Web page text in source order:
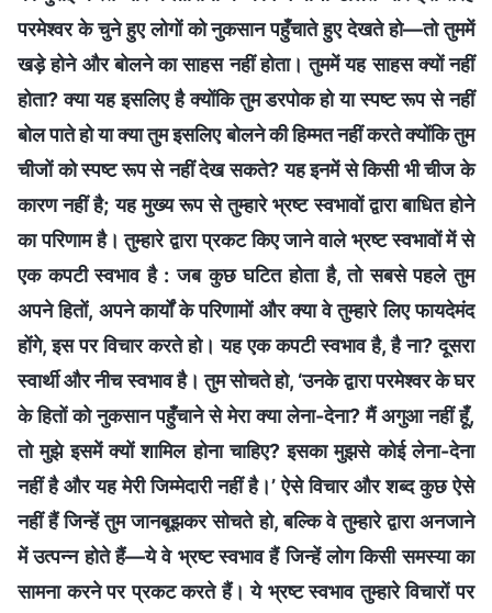
परमेश्वर के चुने हुए लोगों को नुकसान पहुँचाते हुए देखते हो—तो तुममें
खड़े होने और बोलने का साहस नहीं होता। तुममें यह साहस क्यों नहीं
होता? क्या यह इसलिए है क्योंकि तुम डरपोक हो या स्पष्ट रूप से नहीं
बोल पाते हो या क्या तुम इसलिए बोलने की हिम्मत नहीं करते क्योंकि तुम
चीजों को स्पष्ट रूप से नहीं देख सकते? यह इनमें से किसी भी चीज के
कारण नहीं है; यह मुख्य रूप से तुम्हारे भ्रष्ट स्वभावों द्वारा बाधित होने
का परिणाम है। तुम्हारे द्वारा प्रकट किए जाने वाले भ्रष्ट स्वभावों में से
एक कपटी स्वभाव है : जब कुछ घटित होता है, तो सबसे पहले तुम
अपने हितों, अपने कार्यों के परिणामों और क्या वे तुम्हारे लिए फायदेमंद
होंगे, इस पर विचार करते हो। यह एक कपटी स्वभाव है, है ना? दूसरा
स्वार्थी और नीच स्वभाव है। तुम सोचते हो, ‘उनके द्वारा परमेश्वर के घर
के हितों को नुकसान पहुँचाने से मेरा क्या लेना-देना? मैं अगुआ नहीं हूँ,
तो मुझे इसमें क्यों शामिल होना चाहिए? इसका मुझसे कोई लेना-देना
नहीं है और यह मेरी जिम्मेदारी नहीं है।’ ऐसे विचार और शब्द कुछ ऐसे
नहीं हैं जिन्हें तुम जानबूझकर सोचते हो, बल्कि वे तुम्हारे द्वारा अनजाने
में उत्पन्न होते हैं—ये वे भ्रष्ट स्वभाव हैं जिन्हें लोग किसी समस्या का
सामना करने पर प्रकट करते हैं। ये भ्रष्ट स्वभाव तुम्हारे विचारों पर